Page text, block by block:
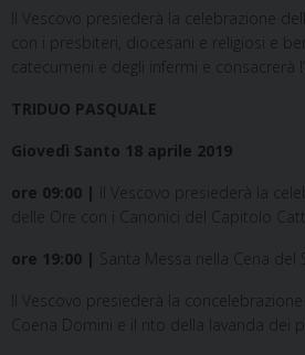
Il Vescovo presiederà la celebrazione
con i presbiteri, diocesani e religiosi e
catecumeni e degli infermi e consacrerà
TRIDUO PASQUALE
Giovedì Santo 18 aprile 2019
ore 09:00 |
Il Vescovo presiederà la
delle Ore con i Canonici del Capitolo
ore 19:00 |
Santa Messa nella Cena del
Il Vescovo presiederà la
Coena Domini e il rito della lavanda dei